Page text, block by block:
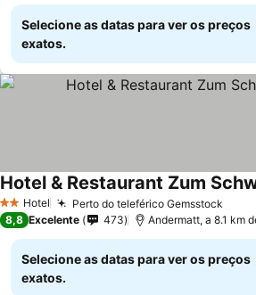
Selecione as datas para ver os preços
exatos.
2 Estrelas
Hotel Perto do teleférico Gemsstock
Hotel & Restaurant Zum
8,8 Excelente 473 Andermatt, a 8.1 km
Selecione as datas para ver os preços
exatos.